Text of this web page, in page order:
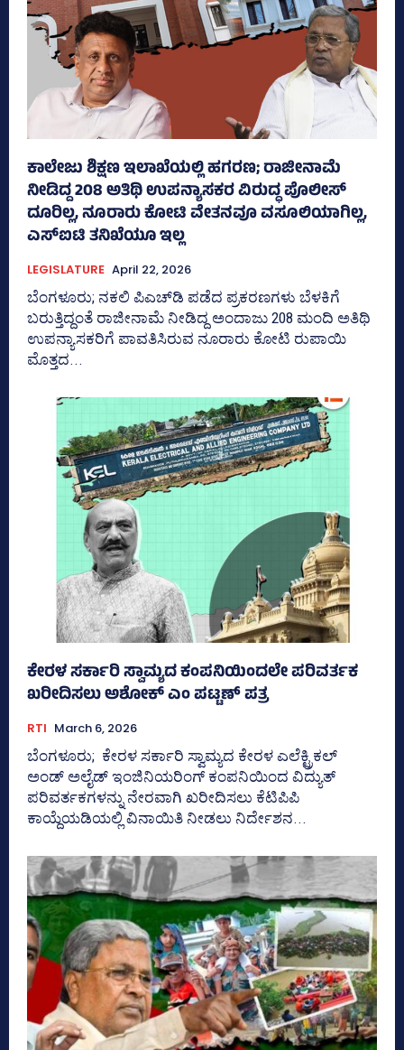
ಕಾಲೇಜು ಶಿಕ್ಷಣ ಇಲಾಖೆಯಲ್ಲಿ ಹಗರಣ; ರಾಜೀನಾಮೆ
ನೀಡಿದ್ದ 208 ಅತಿಥಿ ಉಪನ್ಯಾಸಕರ ವಿರುದ್ಧ ಪೊಲೀಸ್‌
ದೂರಿಲ್ಲ, ನೂರಾರು ಕೋಟಿ ವೇತನವೂ ವಸೂಲಿಯಾಗಿಲ್ಲ,
ಎಸ್‌ಐಟಿ ತನಿಖೆಯೂ ಇಲ್ಲ
LEGISLATURE April 22, 2026
ಬೆಂಗಳೂರು; ನಕಲಿ ಪಿಎಚ್‌ಡಿ ಪಡೆದ ಪ್ರಕರಣಗಳು ಬೆಳಕಿಗೆ
ಬರುತ್ತಿದ್ದಂತೆ ರಾಜೀನಾಮೆ ನೀಡಿದ್ದ ಅಂದಾಜು 208 ಮಂದಿ ಅತಿಥಿ
ಉಪನ್ಯಾಸಕರಿಗೆ ಪಾವತಿಸಿರುವ ನೂರಾರು ಕೋಟಿ ರುಪಾಯಿ
ಮೊತ್ತದ...
ಕೇರಳ ಸರ್ಕಾರಿ ಸ್ವಾಮ್ಯದ ಕಂಪನಿಯಿಂದಲೇ ಪರಿವರ್ತಕ
ಖರೀದಿಸಲು ಅಶೋಕ್ ಎಂ ಪಟ್ಟಣ್‌ ಪತ್ರ
RTI March 6, 2026
ಬೆಂಗಳೂರು; ಕೇರಳ ಸರ್ಕಾರಿ ಸ್ವಾಮ್ಯದ ಕೇರಳ ಎಲೆಕ್ಟ್ರಿಕಲ್‌
ಅಂಡ್‌ ಅಲೈಡ್‌ ಇಂಜಿನಿಯರಿಂಗ್‌ ಕಂಪನಿಯಿಂದ ವಿದ್ಯುತ್
ಪರಿವರ್ತಕಗಳನ್ನು ನೇರವಾಗಿ ಖರೀದಿಸಲು ಕೆಟಿಪಿಪಿ
ಕಾಯ್ದೆಯಡಿಯಲ್ಲಿ ವಿನಾಯಿತಿ ನೀಡಲು ನಿರ್ದೇಶನ...